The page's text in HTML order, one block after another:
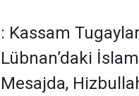
: Kassam
Lübnan’daki
Mesajda,